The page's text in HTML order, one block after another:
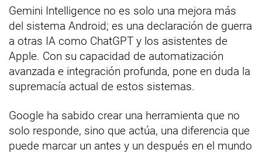
Gemini Intelligence no es solo una mejora más
del sistema Android; es una declaración de guerra
a otras IA como ChatGPT y los asistentes de
Apple. Con su capacidad de automatización
avanzada e integración profunda, pone en duda la
supremacía actual de estos sistemas.
Google ha sabido crear una herramienta que no
solo responde, sino que actúa, una diferencia que
puede marcar un antes y un después en el mundo